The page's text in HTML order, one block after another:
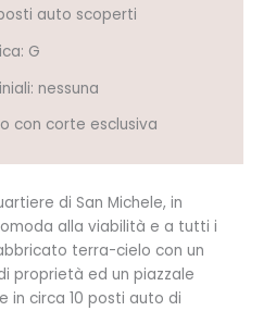
auto scoperti
G
nessuna
con corte esclusiva
di San Michele, in
alla viabilità e a tutti i
terra-cielo con un
proprietà ed un piazzale
in circa 10 posti auto di